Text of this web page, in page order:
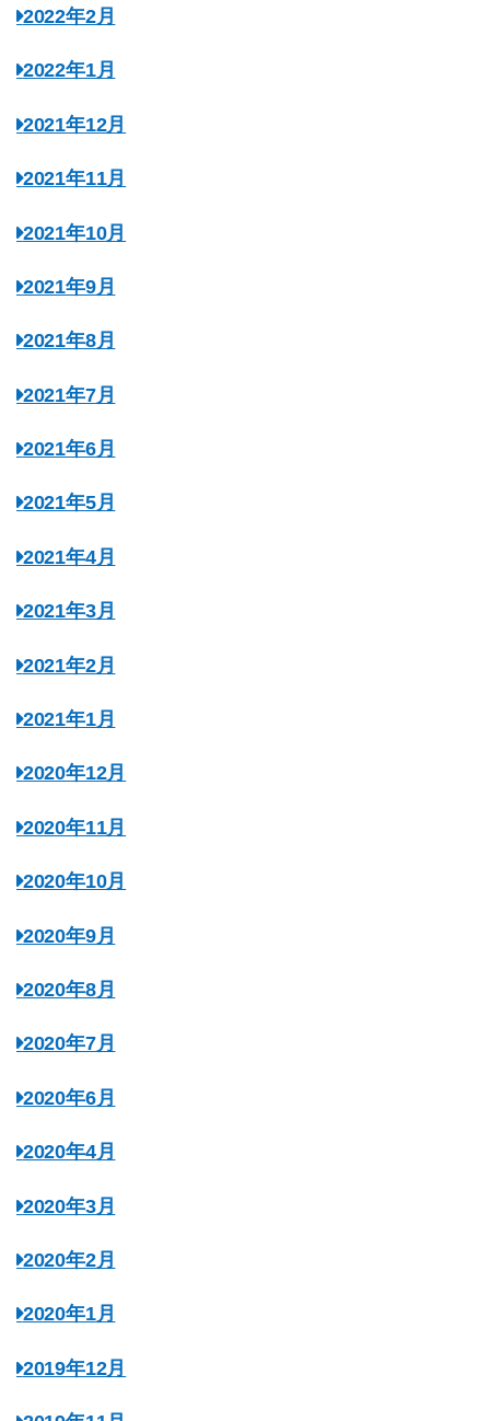
2022年2月
2022年1月
2021年12月
2021年11月
2021年10月
2021年9月
2021年8月
2021年7月
2021年6月
2021年5月
2021年4月
2021年3月
2021年2月
2021年1月
2020年12月
2020年11月
2020年10月
2020年9月
2020年8月
2020年7月
2020年6月
2020年4月
2020年3月
2020年2月
2020年1月
2019年12月